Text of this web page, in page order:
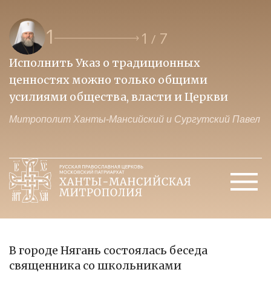
1 1 / 7
Исполнить Указ о традиционных
ценностях можно только общими
усилиями общества, власти и Церкви
Митрополит Ханты-Мансийский и Сургутский Павел
В городе Нягань состоялась беседа
священника со школьниками